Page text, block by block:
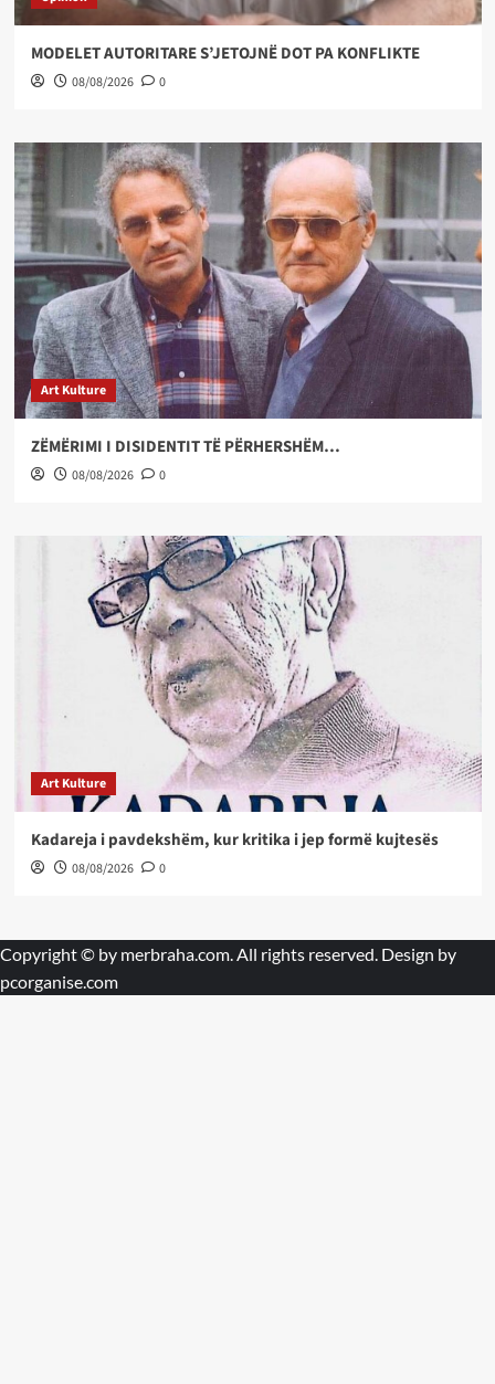
MODELET AUTORITARE S’JETOJNË DOT PA KONFLIKTE
08/08/2026 0
Art Kulture
ZËMËRIMI I DISIDENTIT TË PËRHERSHËM…
08/08/2026 0
Art Kulture
Kadareja i pavdekshëm, kur kritika i jep formë kujtesës
08/08/2026 0
Copyright © by merbraha.com . All rights reserved. Design by
pcorganise.com